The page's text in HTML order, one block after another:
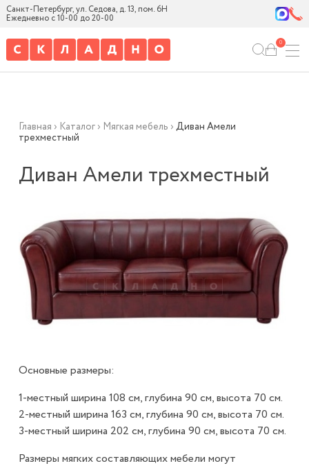
Санкт-Петербург, ул. Седова, д. 13, пом. 6Н
Ежедневно с 10-00 до 20-00
0
Главная › Каталог› Мягкая мебель › Диван Амели
трехместный
Диван Амели трехместный
Основные размеры:
1-местный ширина 108 см, глубина 90 см, высота 70 см.
2-местный ширина 163 см, глубина 90 см, высота 70 см.
3-местный ширина 202 см, глубина 90 см, высота 70 см.
Размеры мягких составляющих мебели могут